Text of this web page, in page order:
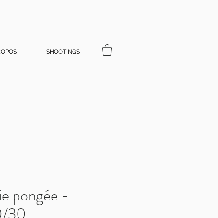
SHOOTINGS
pongée -